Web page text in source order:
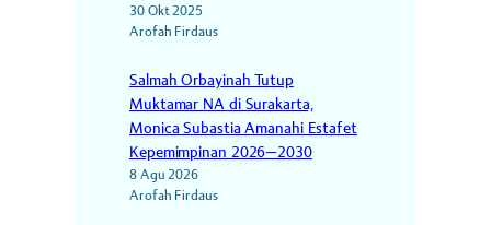
30 Okt 2025
Arofah Firdaus
Salmah Orbayinah Tutup
Muktamar NA di Surakarta,
Monica Subastia Amanahi Estafet
Kepemimpinan 2026–2030
8 Agu 2026
Arofah Firdaus